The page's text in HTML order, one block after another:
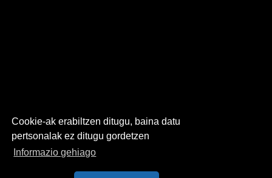
Cookie-ak erabiltzen ditugu, baina datu
pertsonalak ez ditugu gordetzen
Informazio gehiago